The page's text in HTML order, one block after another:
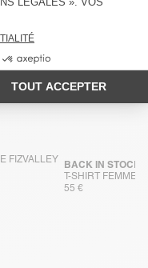
FIZVALLEY
T-SHIRT FEMME
BACK IN STOCK
55 €